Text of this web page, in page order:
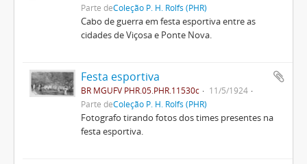
Parte deColeção P. H. Rolfs (PHR)
Cabo de guerra em festa esportiva entre as
cidades de Viçosa e Ponte Nova.
Festa esportiva
BR MGUFV PHR.05.PHR.11530c
11/5/1924
Parte deColeção P. H. Rolfs (PHR)
Fotografo tirando fotos dos times presentes na
festa esportiva.